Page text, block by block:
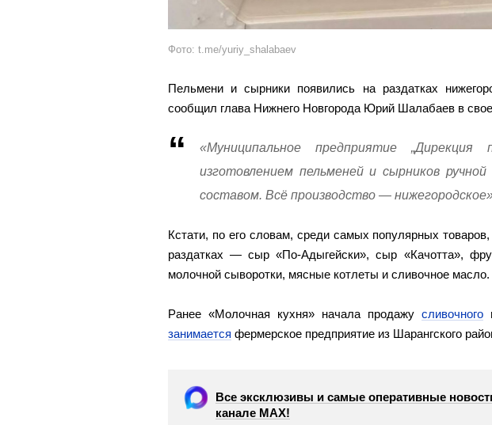
Фото: t.me/yuriy_shalabaev
Пельмени и сырники появились на раздатках
сообщил глава Нижнего Новгорода Юрий Шалабаев в
«Муниципальное предприятие „Дирекция
изготовлением пельменей и сырников
составом. Всё производство —
Кстати, по его словам, среди самых популярных
раздатках — сыр «По-Адыгейски», сыр «Качотта»,
молочной сыворотки, мясные котлеты и сливочное масло.
Ранее «Молочная кухня» начала продажу сливочного
занимается фермерское предприятие из Шарангского
Все эксклюзивы и самые оперативные
канале МАХ!